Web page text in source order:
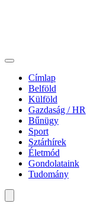
Címlap
Belföld
Külföld
Gazdaság / HR
Bűnügy
Sport
Sztárhírek
Életmód
Gondolataink
Tudomány